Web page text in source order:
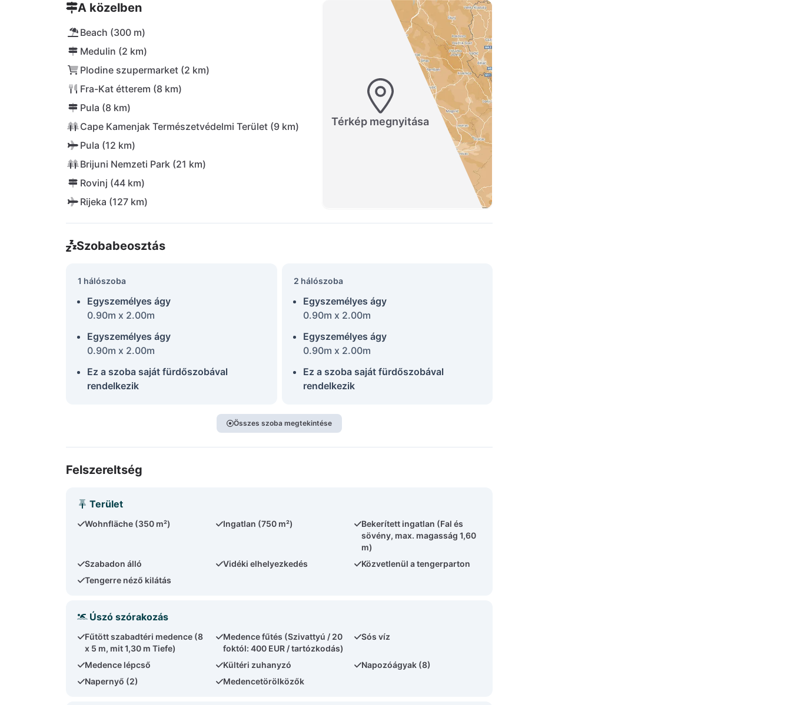
A közelben
Beach (300 m)
Medulin (2 km)
Plodine szupermarket (2 km)
Fra-Kat étterem (8 km)
Pula (8 km)
Cape Kamenjak Természetvédelmi Terület (9 km)
Pula (12 km)
Brijuni Nemzeti Park (21 km)
Rovinj (44 km)
Rijeka (127 km)
Térkép megnyitása
Szobabeosztás
1 hálószoba
Egyszemélyes ágy
0.90m x 2.00m
Egyszemélyes ágy
0.90m x 2.00m
Ez a szoba saját fürdőszobával
rendelkezik
2 hálószoba
Egyszemélyes ágy
0.90m x 2.00m
Egyszemélyes ágy
0.90m x 2.00m
Ez a szoba saját fürdőszobával
rendelkezik
Összes szoba megtekintése
Felszereltség
Terület
Wohnfläche (350 m²) Ingatlan (750 m²)
Bekerített ingatlan (Fal és
sövény, max. magasság 1,60
m)
Szabadon álló
Vidéki elhelyezkedés
Közvetlenül a tengerparton
Tengerre néző kilátás
Úszó szórakozás
Fűtött szabadtéri medence (8
x 5 m, mit 1,30 m Tiefe)
Medence fűtés (Szivattyú / 20
foktól: 400 EUR / tartózkodás)
Sós víz
Medence lépcső Kültéri zuhanyzó
Napozóágyak (8)
Napernyő (2)
Medencetörölközők